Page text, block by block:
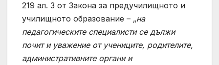
219 ал. 3 от Закона за предучилищното и
училищното образование – „на
педагогическите специалисти се дължи
почит и уважение от учениците, родителите,
административните органи и